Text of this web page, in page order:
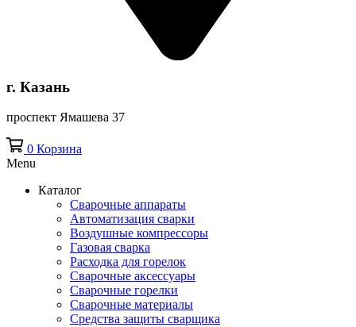
г. Казань
проспект Ямашева 37
0 Корзина
Menu
Каталог
Сварочные аппараты
Автоматизация сварки
Воздушные компрессоры
Газовая сварка
Расходка для горелок
Сварочные аксессуары
Сварочные горелки
Сварочные материалы
Средства защиты сварщика